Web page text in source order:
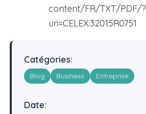
content/FR/TXT/PDF/?
uri=CELEX:32015R0751
Catégories:
Blog Business Entreprise
Date: